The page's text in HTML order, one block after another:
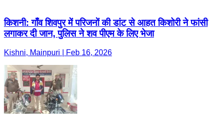
किशनी: गाँव शिवपुर में परिजनों की डांट से आहत किशोरी ने फांसी
लगाकर दी जान, पुलिस ने शव पीएम के लिए भेजा
Kishni, Mainpuri | Feb 16, 2026